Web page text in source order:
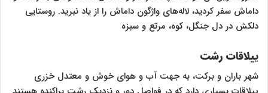
داماش سفر کردید، لاله‌های واژگون داماش را از یاد نبرید. روستایی
دلکش در دل جنگل، کوه، مرتع و سبزه
ییلاقات رشت
شهر باران و برکت، به جهت آب و هوای خوش و معتدل خزری